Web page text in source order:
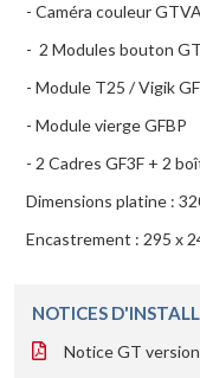
- Caméra couleur
- 2 Modules bouton
- Module T25 / Vigik
- Module vierge GFBP
- 2 Cadres GF3F + 2
Dimensions platine :
Encastrement : 295 x
NOTICES
Notice GT